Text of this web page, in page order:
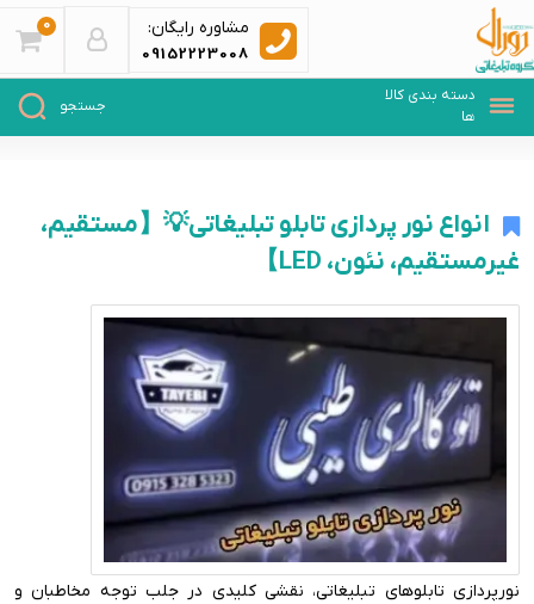
مشاوره رایگان:
09152223008
0
انواع نور پردازی تابلو تبلیغاتی💡【مستقیم،
غیرمستقیم، نئون، LED】
نورپردازی تابلوهای تبلیغاتی، نقشی کلیدی در جلب توجه مخاطبان و